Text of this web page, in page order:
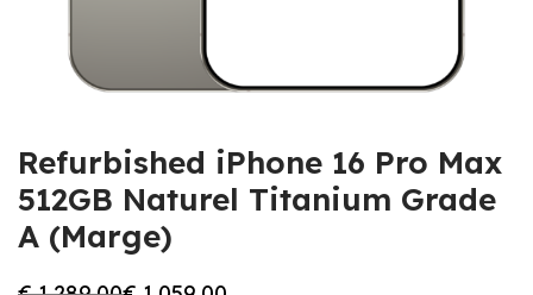
Refurbished iPhone 16 Pro Max
512GB Naturel Titanium Grade
A (Marge)